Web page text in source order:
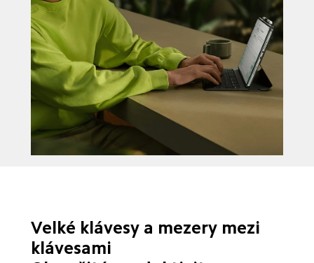
Velké klávesy a mezery mezi
klávesami